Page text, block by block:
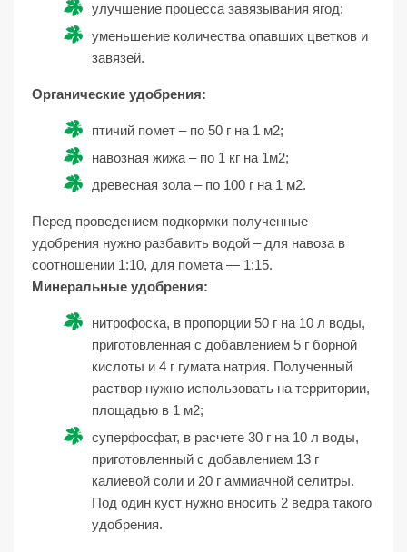
улучшение процесса завязывания ягод;
уменьшение количества опавших цветков и
завязей.
Органические удобрения:
птичий помет – по 50 г на 1 м2;
навозная жижа – по 1 кг на 1м2;
древесная зола – по 100 г на 1 м2.
Перед проведением подкормки полученные
удобрения нужно разбавить водой – для навоза в
соотношении 1:10, для помета — 1:15.
Минеральные удобрения:
нитрофоска, в пропорции 50 г на 10 л воды,
приготовленная с добавлением 5 г борной
кислоты и 4 г гумата натрия. Полученный
раствор нужно использовать на территории,
площадью в 1 м2;
суперфосфат, в расчете 30 г на 10 л воды,
приготовленный с добавлением 13 г
калиевой соли и 20 г аммиачной селитры.
Под один куст нужно вносить 2 ведра такого
удобрения.